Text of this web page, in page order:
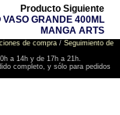
Producto Siguiente
VASO GRANDE 400ML
MANGA ARTS
de compra/ Seguimiento de
a 14h y de 17h a 21h.
completo, y sólo para pedidos